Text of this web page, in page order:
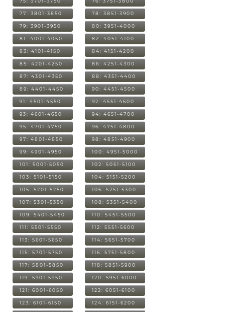
77: 3801-3850 78: 3851-3900
79: 3901-3950 80: 3951-4000
81: 4001-4050 82: 4051-4100
83: 4101-4150 84: 4151-4200
85: 4201-4250 86: 4251-4300
87: 4301-4350 88: 4351-4400
89: 4401-4450 90: 4451-4500
91: 4501-4550 92: 4551-4600
93: 4601-4650 94: 4651-4700
95: 4701-4750 96: 4751-4800
97: 4801-4850 98: 4851-4900
99: 4901-4950 100: 4951-5000
101: 5001-5050 102: 5051-5100
103: 5101-5150 104: 5151-5200
105: 5201-5250 106: 5251-5300
107: 5301-5350 108: 5351-5400
109: 5401-5450 110: 5451-5500
111: 5501-5550 112: 5551-5600
113: 5601-5650 114: 5651-5700
115: 5701-5750 116: 5751-5800
117: 5801-5850 118: 5851-5900
119: 5901-5950 120: 5951-6000
121: 6001-6050 122: 6051-6100
123: 6101-6150 124: 6151-6200